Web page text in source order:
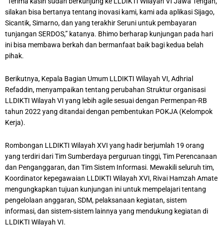
silakan bisa bertanya tentang inovasi kami, kami ada aplikasi Sijago,
Sicantik, Simarno, dan yang terakhir Seruni untuk pembayaran
tunjangan SERDOS,” katanya. Bhimo berharap kunjungan pada hari
ini bisa membawa berkah dan bermanfaat baik bagi kedua belah
pihak.
Berikutnya, Kepala Bagian Umum LLDIKTI Wilayah VI, Adhrial
Refaddin, menyampaikan tentang perubahan Struktur organisasi
LLDIKTI Wilayah VI yang lebih agile sesuai dengan Permenpan-RB
tahun 2022 yang ditandai dengan pembentukan POKJA (Kelompok
Kerja).
Rombongan LLDIKTI Wilayah XVI yang hadir berjumlah 19 orang
yang terdiri dari Tim Sumberdaya perguruan tinggi, Tim Perencanaan
dan Penganggaran, dan Tim Sistem Informasi. Mewakili seluruh tim,
Koordinator kepegawaian LLDIKTI Wilayah XVI, Rivai Hamzah Amate
mengungkapkan tujuan kunjungan ini untuk mempelajari tentang
pengelolaan anggaran, SDM, pelaksanaan kegiatan, sistem
informasi, dan sistem-sistem lainnya yang mendukung kegiatan di
LLDIKTI Wilayah VI.